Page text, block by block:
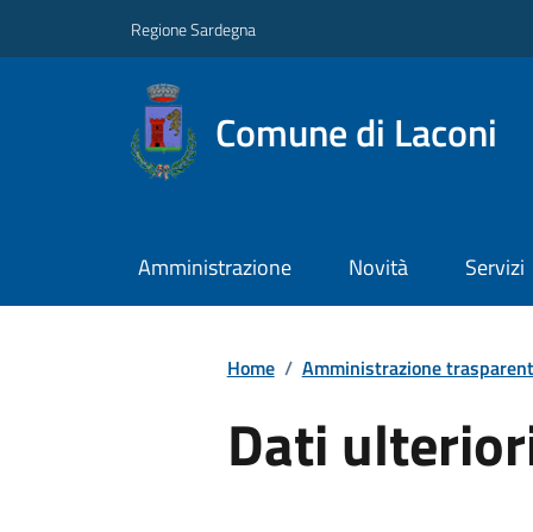
Regione Sardegna
Comune di Laconi
Amministrazione Novità Servizi
Home / Amministrazione
Dati